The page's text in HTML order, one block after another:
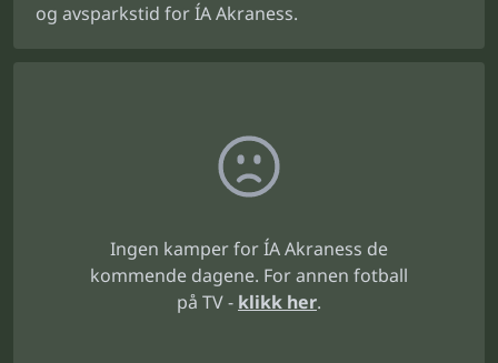
og avsparkstid for ÍA Akraness.
Ingen kamper for ÍA Akraness de
kommende dagene. For annen fotball
på TV - klikk her.